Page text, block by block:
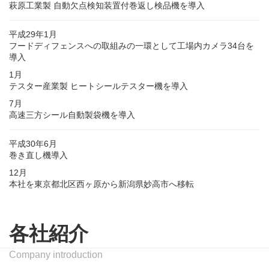
萩原工業製 自動欠点検知装置付巻返し検品機を導入
平成29年1月
フードディフェンスへの取組みの一環として工場内カメラ34台を
導入
1月
テスター産業製 ヒートシールテスター機を導入
7月
高速三方シール自動製袋機を導入
平成30年6月
巻き直し機導入
12月
本社を東京都北区西ヶ原から新潟県妙高市へ移転
各社紹介
Company introduction